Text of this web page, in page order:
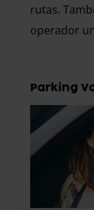
rutas.
operador
Parking